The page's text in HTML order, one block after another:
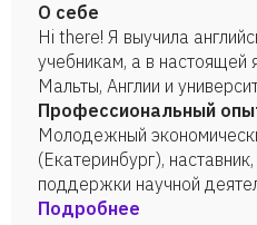
University of Applied
2019 г. University of
Management
О себе
Hi there! Я выучила
учебникам, а в настоящей
Мальты, Англии и
это помогло мне
стратегию изучения языка,
друг и наставник. Я - твой личный language buddy! А
это значит, что мы не
день, ненавидеть
Профессиональный
Молодежный
(Екатеринбург),
поддержки научной
ассистент, 2018 г. Школа
Подробнее